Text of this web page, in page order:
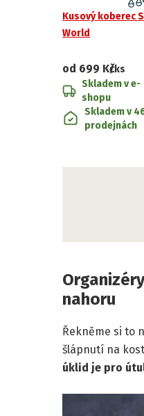
Kusový koberec
World
od 699 Kč/ks
Skladem v e-
shopu
Skladem v
prodejnách
nahoru
Řekněme si to
šlápnutí na
úklid je pro